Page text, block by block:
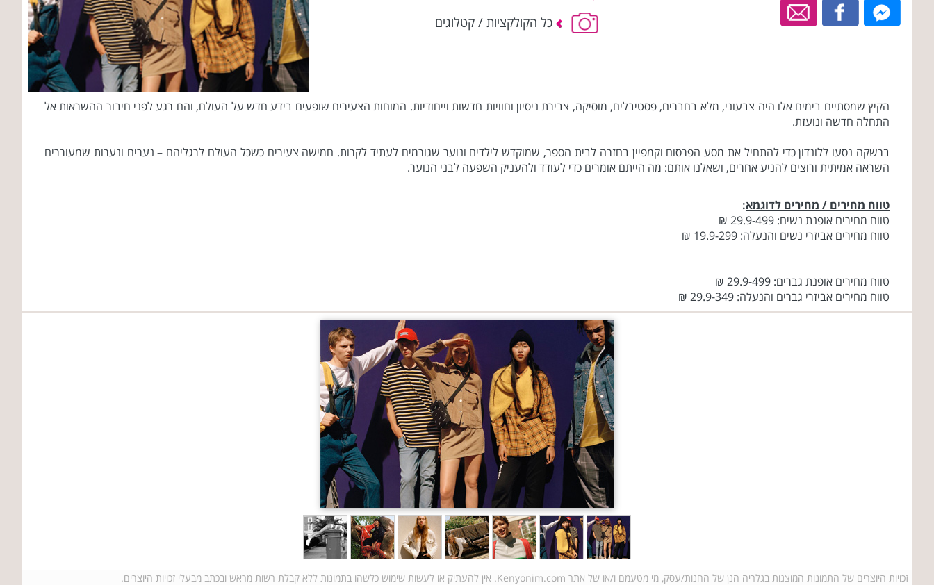
כל הקולקציות / קטלוגים
הקיץ שמסתיים בימים אלו היה צבעוני, מלא בחברים, פסטיבלים, מוסיקה, צבירת ניסיון וחוויות חדשות וייחודיות. המוחות הצעירים שופעים בידע חדש על העולם, והם רגע לפני חיבור ההשראות אל
התחלה חדשה ונועזת.
ברשקה נסעו ללונדון כדי להתחיל את מסע הפרסום וקמפיין בחזרה לבית הספר, שמוקדש לילדים ונוער שגורמים לעתיד לקרות. חמישה צעירים כשכל העולם לרגליהם – נערים ונערות שמעוררים
השראה אמיתית ורוצים להניע אחרים, ושאלנו אותם: מה הייתם אומרים כדי לעודד ולהעניק השפעה לבני הנוער.
טווח מחירים / מחירים לדוגמא:
טווח מחירים אופנת נשים: 29.9-499 ₪
טווח מחירים אביזרי נשים והנעלה: 19.9-299 ₪
טווח מחירים אופנת גברים: 29.9-499 ₪
טווח מחירים אביזרי גברים והנעלה: 29.9-349 ₪
זכויות היוצרים של התמונות המוצגות בגלריה הנן של החנות/עסק, מי מטעמם ו/או של אתר Kenyonim.com. אין להעתיק או לעשות שימוש כלשהו בתמונות ללא קבלת רשות מראש ובכתב מבעלי זכויות היוצרים.